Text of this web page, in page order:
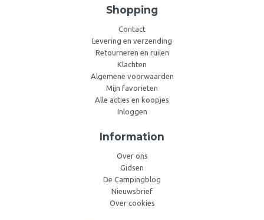
Shopping
Contact
Levering en verzending
Retourneren en ruilen
Klachten
Algemene voorwaarden
Mijn favorieten
Alle acties en koopjes
Inloggen
Information
Over ons
Gidsen
De Campingblog
Nieuwsbrief
Over cookies